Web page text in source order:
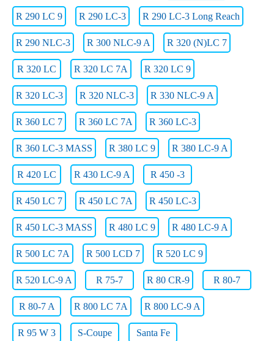
R 290 LC 9 R 290 LC-3 R 290 LC-3 Long Reach
R 290 NLC-3 R 300 NLC-9 A R 320 (N)LC 7
R 320 LC R 320 LC 7A R 320 LC 9
R 320 LC-3 R 320 NLC-3 R 330 NLC-9 A
R 360 LC 7 R 360 LC 7A R 360 LC-3
R 360 LC-3 MASS R 380 LC 9 R 380 LC-9 A
R 420 LC R 430 LC-9 A R 450 -3
R 450 LC 7 R 450 LC 7A R 450 LC-3
R 450 LC-3 MASS R 480 LC 9 R 480 LC-9 A
R 500 LC 7A R 500 LCD 7 R 520 LC 9
R 520 LC-9 A R 75-7 R 80 CR-9 R 80-7
R 80-7 A R 800 LC 7A R 800 LC-9 A
R 95 W 3 S-Coupe Santa Fe